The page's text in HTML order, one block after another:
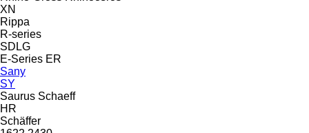
XN
Rippa
R-series
SDLG
E-Series ER
Sany
SY
Saurus Schaeff
HR
Schäffer